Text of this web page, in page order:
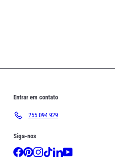
Entrar em contato
255 094 929
Siga-nos
Facebook
Pinterest
Instagram
TikTokLinkedInYouTube